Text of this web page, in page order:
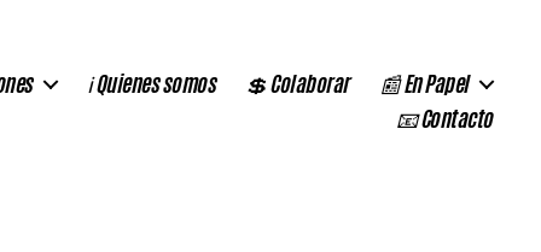
ℹ️ Quienes somos 💲 Colaborar
📰 En Papel
📧 Contacto